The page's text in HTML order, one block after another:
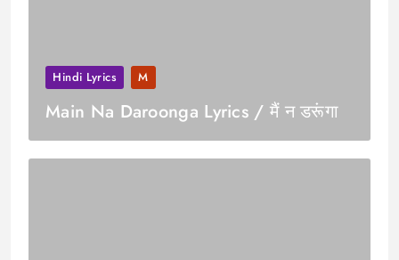
Hindi Lyrics M
Main Na Daroonga Lyrics / मैं न डरूंगा